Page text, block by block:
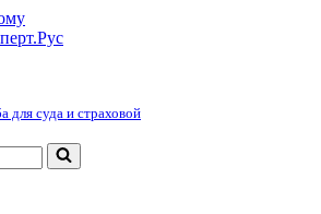
для суда и страховой